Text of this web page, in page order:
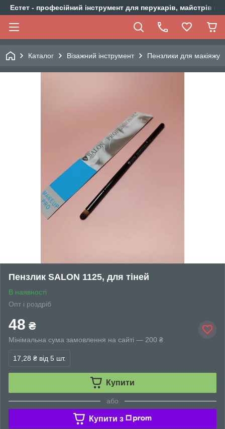
Естет - професійний інструмент для перукарів, майстрів
Каталог Візажний інструмент Пензлики для макіяжу
Пензлик SALON 1125, для тіней
В наявності
Опт і роздріб
48 ₴
Мінімальна сума замовлення на сайті — 200 ₴
17,28 ₴ від 5 шт.
Купити
або
Купити з